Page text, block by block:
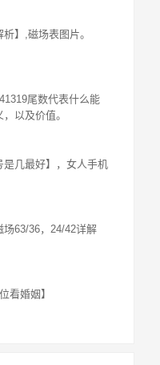
析】,磁场表图片。
尾数代表什么能
以及价值。
是几最好】，女人手机
场63/36，24/42详解
看婚姻】